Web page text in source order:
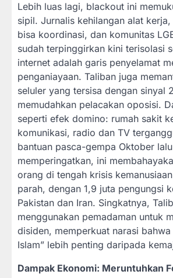
Lebih luas lagi, blackout ini
sipil. Jurnalis kehilangan alat
bisa koordinasi, dan komunitas
sudah terpinggirkan kini terisolasi
internet adalah garis penyelamat
penganiayaan. Taliban juga
seluler yang tersisa dengan sinyal
memudahkan pelacakan oposisi.
seperti efek domino: rumah sakit
komunikasi, radio dan TV
bantuan pasca-gempa Oktober
memperingatkan, ini
orang di tengah krisis
parah, dengan 1,9 juta pengungsi
Pakistan dan Iran. Singkatnya,
menggunakan pemadaman untuk
disiden, memperkuat narasi bahwa
Islam” lebih penting daripada
Dampak Ekonomi: Meruntuhkan